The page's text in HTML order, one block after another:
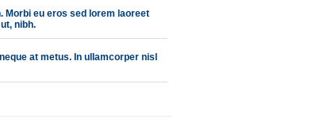
Morbi eu eros sed lorem laoreet
nibh.
at metus. In ullamcorper nisl